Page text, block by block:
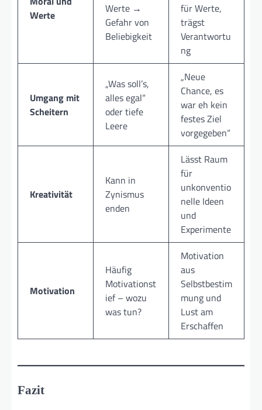
Werte
Werte →
Gefahr von
Beliebigkeit
für Werte,
trägst
Verantwortu
ng
Umgang mit
Scheitern
„Was soll’s,
alles egal“
oder tiefe
Leere
„Neue
Chance, es
war eh kein
festes Ziel
vorgegeben“
Kreativität
Kann in
Zynismus
enden
Lässt Raum
für
unkonventio
nelle Ideen
und
Experimente
Motivation
Häufig
Motivationst
ief – wozu
was tun?
Motivation
aus
Selbstbestim
mung und
Lust am
Erschaffen
Fazit